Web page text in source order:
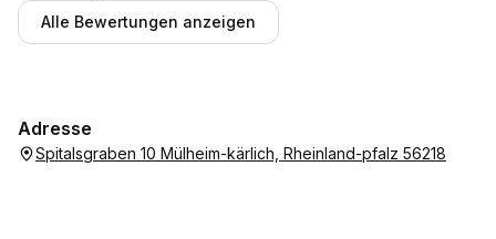
Alle Bewertungen anzeigen
Adresse
Spitalsgraben 10 Mülheim-kärlich, Rheinland-pfalz 56218